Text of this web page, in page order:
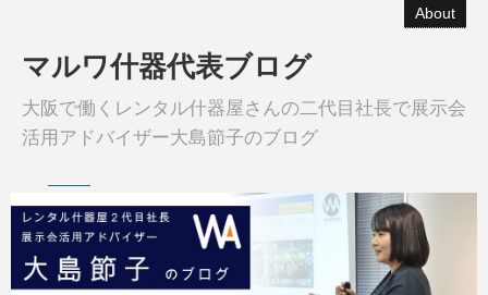
About
マルワ什器代表ブログ
大阪で働くレンタル什器屋さんの二代目社長で展示会
活用アドバイザー大島節子のブログ